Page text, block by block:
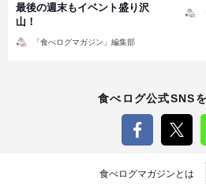
最後の週末もイベント盛り沢
山！
「食べログマガジン」編集部
食べログ公式SNS
食べログマガジンとは